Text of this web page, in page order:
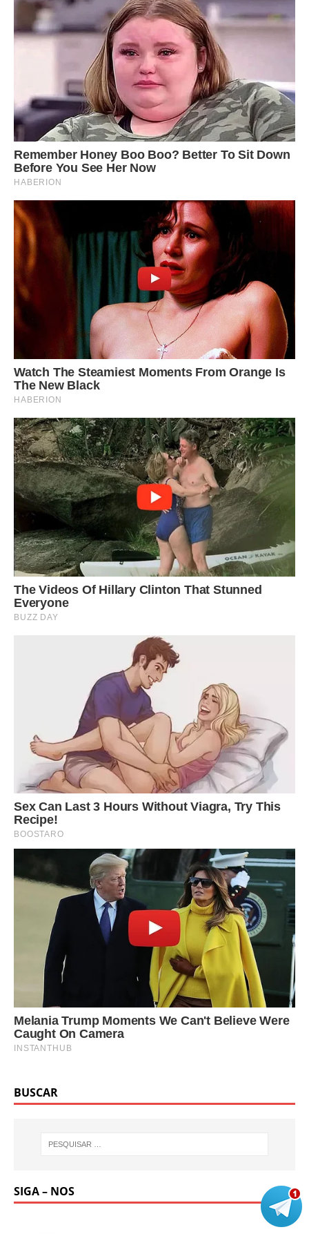
BUSCAR
SIGA – NOS